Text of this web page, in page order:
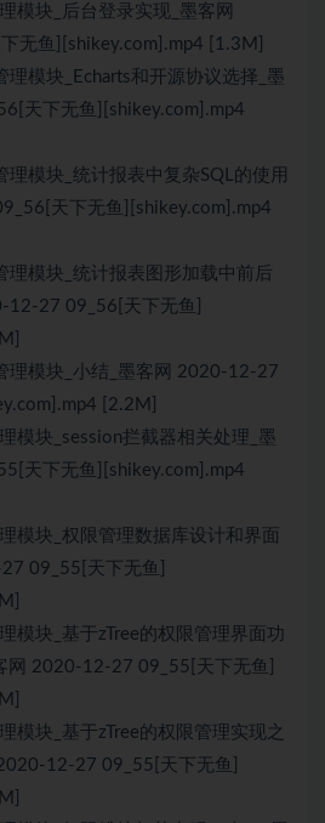
块_后台登录实现_墨客网
无鱼][shikey.com].mp4 [1.3M]
块_Echarts和开源协议选择_墨
天下无鱼][shikey.com].mp4
块_统计报表中复杂SQL的使用
天下无鱼][shikey.com].mp4
块_统计报表图形加载中前后
12-27 09_56[天下无鱼]
块_小结_墨客网 2020-12-27
[2.2M]
块_session拦截器相关处理_墨
天下无鱼][shikey.com].mp4
块_权限管理数据库设计和界面
09_55[天下无鱼]
块_基于zTree的权限管理界面功
网 2020-12-27 09_55[天下无鱼]
_基于zTree的权限管理实现之
12-27 09_55[天下无鱼]